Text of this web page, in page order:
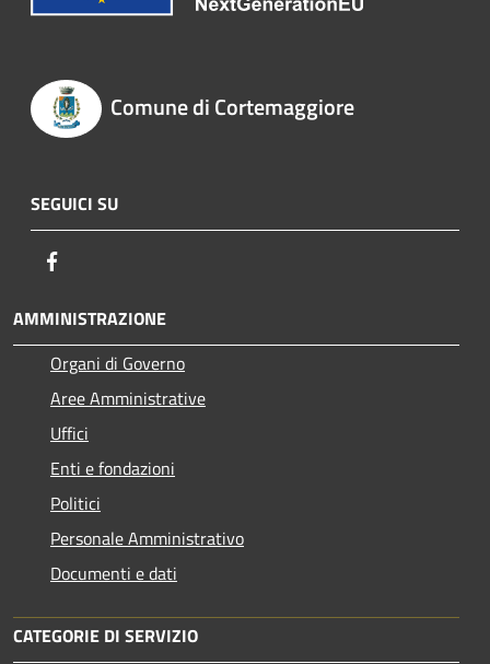
Comune di Cortemaggiore
SEGUICI SU
AMMINISTRAZIONE
Organi di Governo
Aree Amministrative
Uffici
Enti e fondazioni
Politici
Personale Amministrativo
Documenti e dati
CATEGORIE DI SERVIZIO